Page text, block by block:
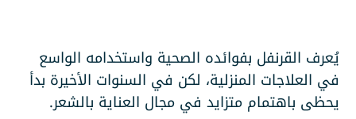
يُعرف القرنفل بفوائده الصحية واستخدامه الواسع
في العلاجات المنزلية، لكن في السنوات الأخيرة بدأ
يحظى باهتمام متزايد في مجال العناية بالشعر.